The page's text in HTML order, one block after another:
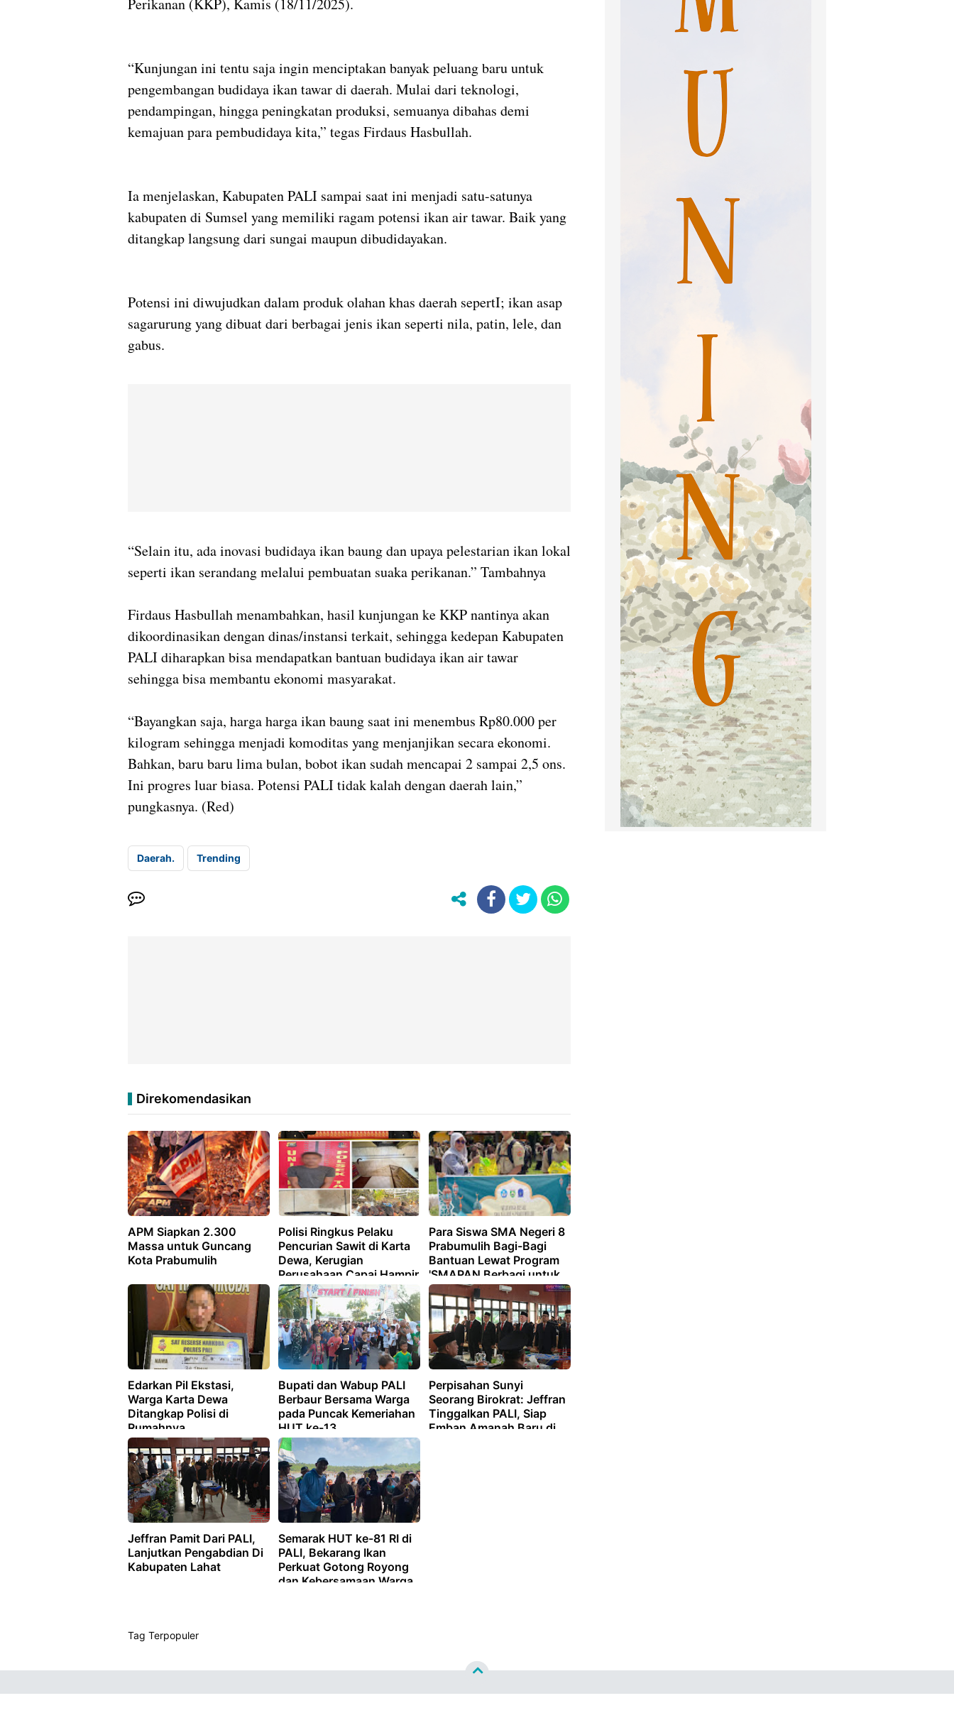
Perikanan (KKP), Kamis (18/11/2025).
“Kunjungan ini tentu saja ingin menciptakan banyak peluang baru untuk
pengembangan budidaya ikan tawar di daerah. Mulai dari teknologi,
pendampingan, hingga peningkatan produksi, semuanya dibahas demi
kemajuan para pembudidaya kita,” tegas Firdaus Hasbullah.
Ia menjelaskan, Kabupaten PALI sampai saat ini menjadi satu-satunya
kabupaten di Sumsel yang memiliki ragam potensi ikan air tawar. Baik yang
ditangkap langsung dari sungai maupun dibudidayakan.
Potensi ini diwujudkan dalam produk olahan khas daerah sepertI; ikan asap
sagarurung yang dibuat dari berbagai jenis ikan seperti nila, patin, lele, dan
gabus.
“Selain itu, ada inovasi budidaya ikan baung dan upaya pelestarian ikan lokal
seperti ikan serandang melalui pembuatan suaka perikanan.” Tambahnya
Firdaus Hasbullah menambahkan, hasil kunjungan ke KKP nantinya akan
dikoordinasikan dengan dinas/instansi terkait, sehingga kedepan Kabupaten
PALI diharapkan bisa mendapatkan bantuan budidaya ikan air tawar
sehingga bisa membantu ekonomi masyarakat.
“Bayangkan saja, harga harga ikan baung saat ini menembus Rp80.000 per
kilogram sehingga menjadi komoditas yang menjanjikan secara ekonomi.
Bahkan, baru baru lima bulan, bobot ikan sudah mencapai 2 sampai 2,5 ons.
Ini progres luar biasa. Potensi PALI tidak kalah dengan daerah lain,”
pungkasnya. (Red)
Daerah. Trending
Direkomendasikan
APM Siapkan 2.300
Massa untuk Guncang
Kota Prabumulih
Polisi Ringkus Pelaku
Pencurian Sawit di Karta
Dewa, Kerugian
Perusahaan Capai Hampir
Rp3 Juta
Para Siswa SMA Negeri 8
Prabumulih Bagi-Bagi
Bantuan Lewat Program
'SMAPAN Berbagi untuk
Sesama'"
Edarkan Pil Ekstasi,
Warga Karta Dewa
Ditangkap Polisi di
Rumahnya
Bupati dan Wabup PALI
Berbaur Bersama Warga
pada Puncak Kemeriahan
HUT ke-13
Perpisahan Sunyi
Seorang Birokrat: Jeffran
Tinggalkan PALI, Siap
Emban Amanah Baru di
Jeffran Pamit Dari PALI,
Lanjutkan Pengabdian Di
Kabupaten Lahat
Semarak HUT ke-81 RI di
PALI, Bekarang Ikan
Perkuat Gotong Royong
dan Kebersamaan Warga
Tag Terpopuler